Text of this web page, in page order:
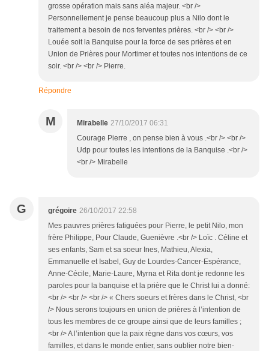
grosse opération mais sans aléa majeur. <br />
Personnellement je pense beaucoup plus a Nilo dont le
traitement a besoin de nos ferventes prières. <br /> <br />
Louée soit la Banquise pour la force de ses prières et en
Union de Prières pour Mortimer et toutes nos intentions de ce
soir. <br /> <br /> Pierre.
Répondre
M Mirabelle 27/10/2017 06:31
Courage Pierre , on pense bien à vous .<br /> <br />
Udp pour toutes les intentions de la Banquise .<br />
<br /> Mirabelle
G grégoire 26/10/2017 22:58
Mes pauvres prières fatiguées pour Pierre, le petit Nilo, mon
frère Philippe, Pour Claude, Guenièvre .<br /> Loïc . Céline et
ses enfants, Sam et sa soeur Ines, Mathieu, Alexia,
Emmanuelle et Isabel, Guy de Lourdes-Cancer-Espérance,
Anne-Cécile, Marie-Laure, Myrna et Rita dont je redonne les
paroles pour la banquise et la prière que le Christ lui a donné:
<br /> <br /> <br /> « Chers soeurs et frères dans le Christ, <br
/> Nous serons toujours en union de prières à l’intention de
tous les membres de ce groupe ainsi que de leurs familles ;
<br /> A l’intention que la paix règne dans vos cœurs, vos
familles, et dans le monde entier, sans oublier notre bien-